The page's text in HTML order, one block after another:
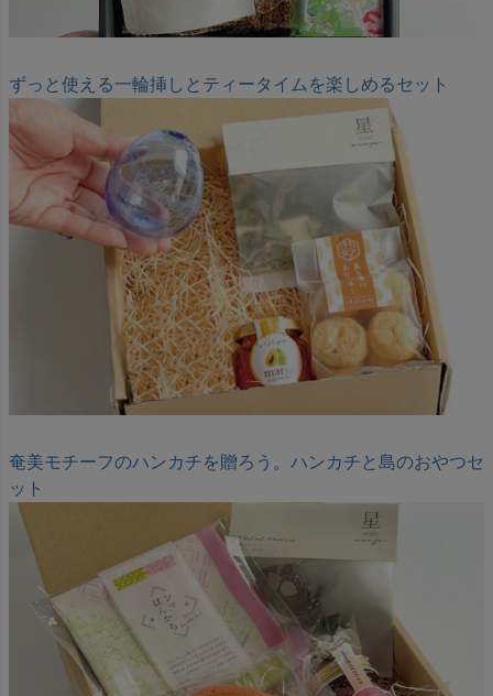
ずっと使える一輪挿しとティータイムを楽しめるセット
奄美モチーフのハンカチを贈ろう。ハンカチと島のおやつセ
ット